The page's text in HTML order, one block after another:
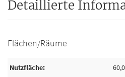
Detaillierte
Flächen/Räume
Nutzfläche